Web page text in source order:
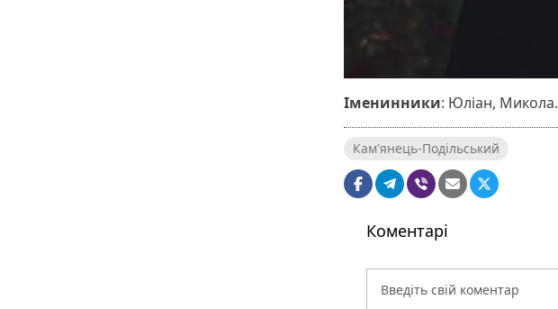
Іменинники: Юліан, Микола.
Кам'янець-Подільський
Коментарі